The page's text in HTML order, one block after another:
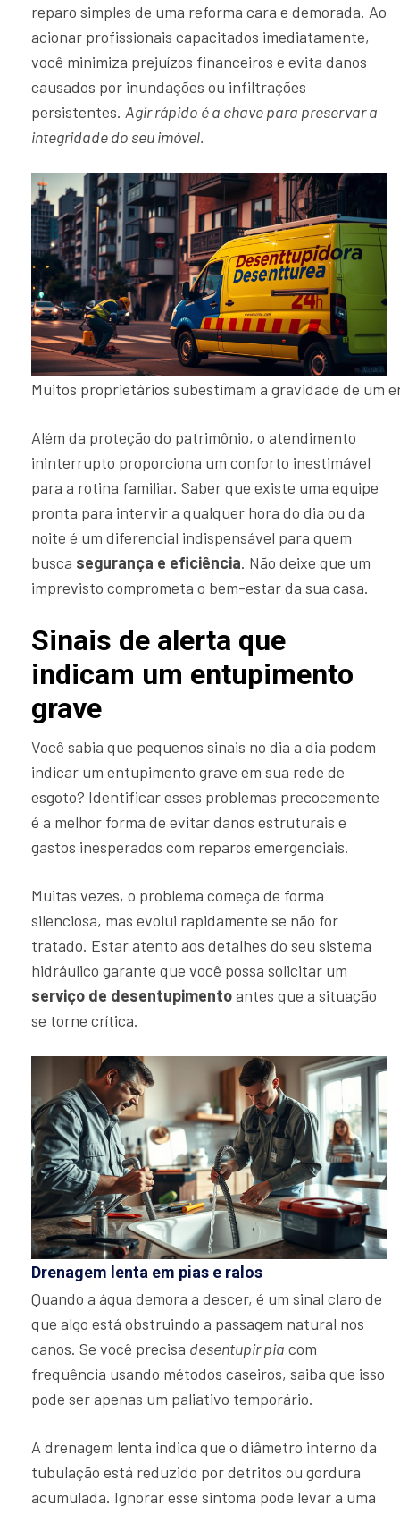
reparo simples de uma reforma cara e demorada. Ao
acionar profissionais capacitados imediatamente,
você minimiza prejuízos financeiros e evita danos
causados por inundações ou infiltrações
persistentes. Agir rápido é a chave para preservar a
integridade do seu imóvel.
Muitos proprietários subestimam a gravidade de um
Além da proteção do patrimônio, o atendimento
ininterrupto proporciona um conforto inestimável
para a rotina familiar. Saber que existe uma equipe
pronta para intervir a qualquer hora do dia ou da
noite é um diferencial indispensável para quem
busca segurança e eficiência. Não deixe que um
imprevisto comprometa o bem-estar da sua casa.
Sinais de alerta que
indicam um entupimento
grave
Você sabia que pequenos sinais no dia a dia podem
indicar um entupimento grave em sua rede de
esgoto? Identificar esses problemas precocemente
é a melhor forma de evitar danos estruturais e
gastos inesperados com reparos emergenciais.
Muitas vezes, o problema começa de forma
silenciosa, mas evolui rapidamente se não for
tratado. Estar atento aos detalhes do seu sistema
hidráulico garante que você possa solicitar um
serviço de desentupimentoantes que a situação
se torne crítica.
Drenagem lenta em pias e ralos
Quando a água demora a descer, é um sinal claro de
que algo está obstruindo a passagem natural nos
canos. Se você precisa desentupir pia com
frequência usando métodos caseiros, saiba que isso
pode ser apenas um paliativo temporário.
A drenagem lenta indica que o diâmetro interno da
tubulação está reduzido por detritos ou gordura
acumulada. Ignorar esse sintoma pode levar a uma